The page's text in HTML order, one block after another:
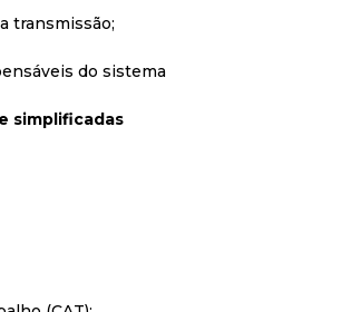
transmissão;
do sistema
simplificadas